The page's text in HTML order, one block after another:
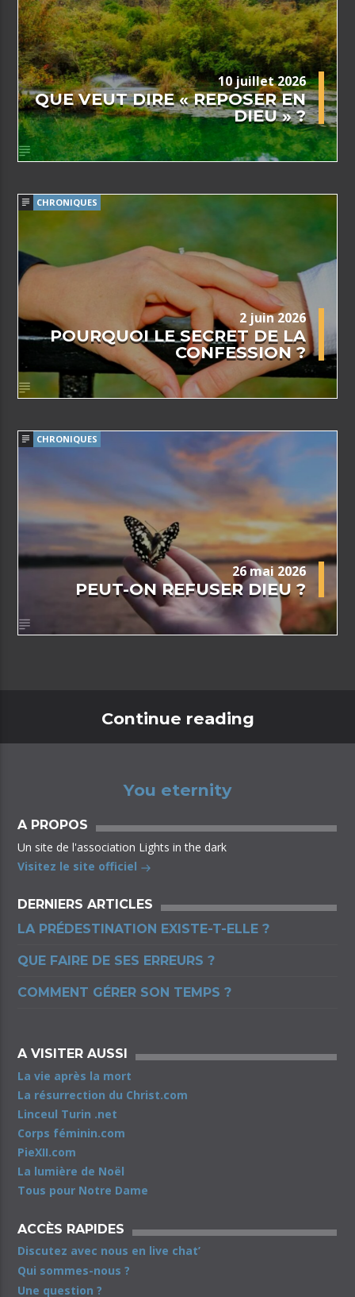
10 juillet 2026
QUE VEUT DIRE « REPOSER EN
DIEU » ?
CHRONIQUES
2 juin 2026
POURQUOI LE SECRET DE LA
CONFESSION ?
CHRONIQUES
26 mai 2026
PEUT-ON REFUSER DIEU ?
Continue reading
You eternity
A PROPOS
Un site de l'association Lights in the dark
Visitez le site officiel
DERNIERS ARTICLES
LA PRÉDESTINATION EXISTE-T-ELLE ?
QUE FAIRE DE SES ERREURS ?
COMMENT GÉRER SON TEMPS ?
A VISITER AUSSI
La vie après la mort
La résurrection du Christ.com
Linceul Turin .net
Corps féminin.com
PieXII.com
La lumière de Noël
Tous pour Notre Dame
ACCÈS RAPIDES
Discutez avec nous en live chat’
Qui sommes-nous ?
Une question ?